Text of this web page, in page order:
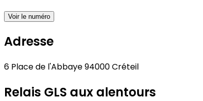
Voir le numéro
Adresse
6 Place de l'Abbaye 94000 Créteil
Relais GLS aux alentours